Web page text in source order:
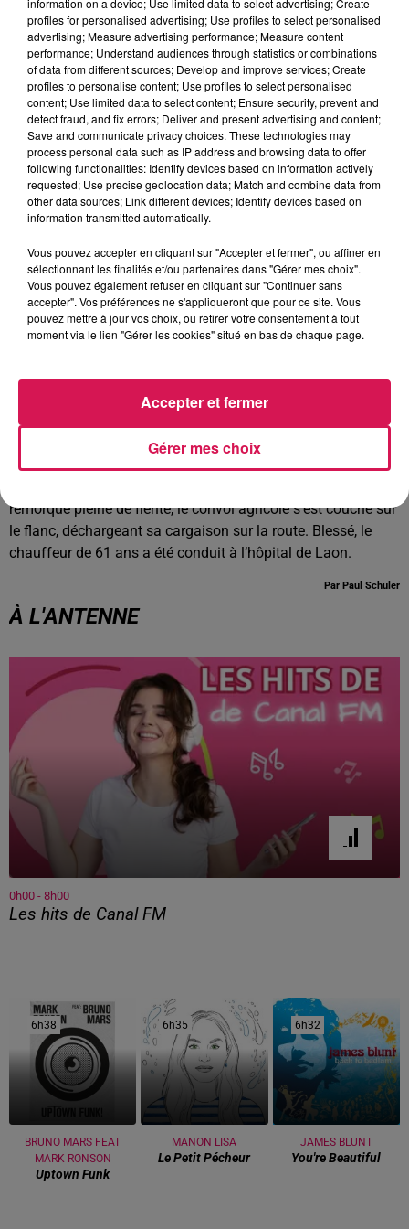
encontre pour mauvais traitement d’animaux, plus une
amende de 3000 € pour détention de cadavres et non-remise
aux services d’équarrissage. La substitute du procureur a
aussi demandé une interdiction d’exercer une activité en lien
avec les bovins, mais pas avec les autres animaux de la
ferme. Mis en délibéré, le jugement sera rendu le 21 juillet.
Des fruits et des dizaines de légumes pourris jetés avec
leurs emballages dans le potager pédagogique de l’école
Ces incivilités ont été constatées la semaine dernière et elles
ont sérieusement agacé les enseignements, qui à travers ce
potage, travaille justement avec leurs élèves sur le bien
manger et la lutte contre le gaspillage alimentaire. Ce dépôt
compétentes.
UNE PERTE D’ÉQUILIBRE D’UN POIDS LOURD À MONCEAU-
LE-NEUF, ENTRE GUISE ET CRÉCY-SUR-SERRE
L’accident s’est produit jeudi vers 14h30, sur la route
remorque pleine de fiente, le convoi agricole s’est couché sur
le flanc, déchargeant sa cargaison sur la route. Blessé, le
chauffeur de 61 ans a été conduit à l’hôpital de Laon.
Par Paul Schuler
À L'ANTENNE
0h00 - 8h00
Les hits de Canal FM
6h38
6h38
BRUNO MARS FEAT
MARK RONSON
Uptown Funk
6h35
6h35
MANON LISA
Le Petit Pécheur
6h32
6h32
JAMES BLUNT
You're Beautiful
information on a device; Use limited data to select advertising; Create
profiles for personalised advertising; Use profiles to select personalised
advertising; Measure advertising performance; Measure content
performance; Understand audiences through statistics or combinations
of data from different sources; Develop and improve services; Create
profiles to personalise content; Use profiles to select personalised
content; Use limited data to select content; Ensure security, prevent and
detect fraud, and fix errors; Deliver and present advertising and content;
Save and communicate privacy choices. These technologies may
process personal data such as IP address and browsing data to offer
following functionalities: Identify devices based on information actively
requested; Use precise geolocation data; Match and combine data from
other data sources; Link different devices; Identify devices based on
information transmitted automatically.
Vous pouvez accepter en cliquant sur "Accepter et fermer", ou affiner en
sélectionnant les finalités et/ou partenaires dans "Gérer mes choix".
Vous pouvez également refuser en cliquant sur "Continuer sans
accepter". Vos préférences ne s'appliqueront que pour ce site. Vous
pouvez mettre à jour vos choix, ou retirer votre consentement à tout
moment via le lien "Gérer les cookies" situé en bas de chaque page.
Gérer mes choix
Accepter et fermer